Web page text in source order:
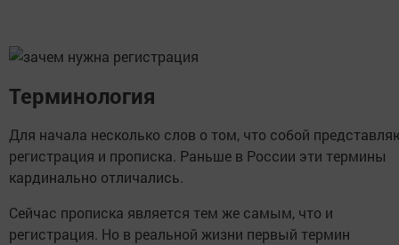
Терминология
Для начала несколько слов о том, что собой
регистрация и прописка. Раньше в России эти термины
кардинально отличались.
Сейчас прописка является тем же самым, что и
регистрация. Но в реальной жизни первый термин